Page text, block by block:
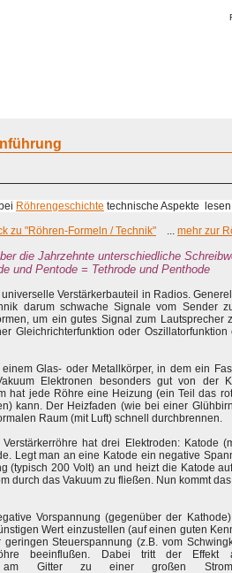
Röhrengeschichte technische Aspekte
zu "Röhren-Formeln / Technik" ... mehr zur
die Jahrzehnte unterschiedliche
und Pentode = Tethrode und Penthode
Verstärkerbauteil in Radios. Generell
darum schwache Signale vom Sender
um ein gutes Signal zum Lautsprecher
Gleichrichterfunktion oder Oszillatorfunktion
Glas- oder Metallkörper, in dem ein
Elektronen besonders gut von der
hat jede Röhre eine Heizung (ein Teil das
kann. Der Heizfaden (wie bei einer
Raum (mit Luft) schnell durchbrennen.
Verstärkerröhre hat drei Elektroden: Katode
Legt man an eine Katode ein negative
(typisch 200 Volt) an und heizt die Katode
durch das Vakuum zu fließen. Nun kommt
Vorspannung (gegenüber der
Wert einzustellen (auf einen guten
Steuerspannung (z.B. vom
beeinflußen. Dabei tritt der Effekt
am Gitter zu einer großen